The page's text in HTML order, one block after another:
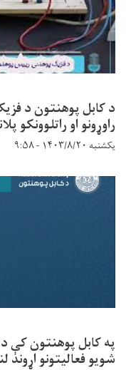
د کابل پوهنتون د
راوړونو او راتلوونکو
یکشنبه ۱۴۰۳/۸/۲۰ - ۹:۵۸
په کابل پوهنتون کې
شویو فعالیتونو اړوند